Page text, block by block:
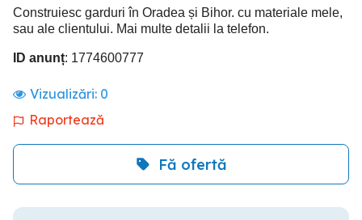
Construiesc garduri în Oradea și Bihor. cu materiale mele,
sau ale clientului. Mai multe detalii la telefon.
ID anunț: 1774600777
Vizualizări: 0
Raportează
Fă ofertă